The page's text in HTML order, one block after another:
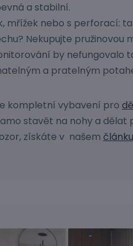
a stabilní.
mřížek nebo s perforací:
Nekupujte
by nefungovalo
a pratelným
kompletní vybavení pro
stavět na nohy a
získáte v našem